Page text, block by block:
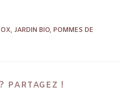
, JARDIN BIO, POMMES DE
PARTAGEZ !